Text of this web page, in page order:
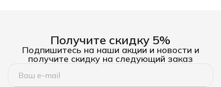
Получите скидку 5%
Подпишитесь на наши акции и новости и
получите скидку на следующий заказ